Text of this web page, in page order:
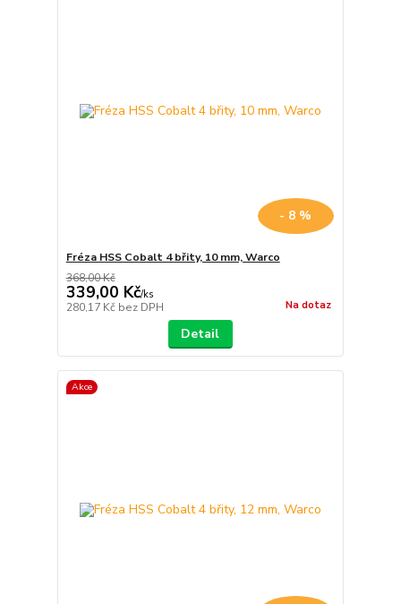
- 8 %
Fréza HSS Cobalt 4 břity, 10 mm, Warco
368,00 Kč
339,00 Kč/ks
280,17 Kč bez DPH Na dotaz
Detail
Akce